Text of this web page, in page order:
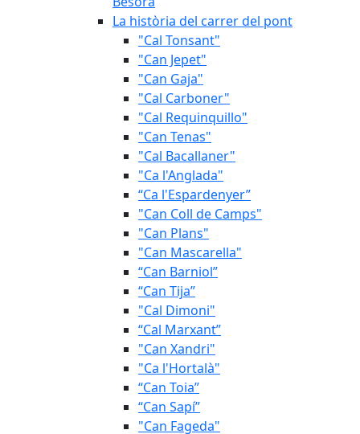
La història del carrer del pont
"Cal Tonsant"
"Can Jepet"
"Can Gaja"
"Cal Carboner"
"Cal Requinquillo"
"Can Tenas"
"Cal Bacallaner"
"Ca l'Anglada"
“Ca l'Espardenyer”
"Can Coll de Camps"
"Can Plans"
"Can Mascarella"
“Can Barniol”
“Can Tija”
"Cal Dimoni"
“Cal Marxant”
"Can Xandri"
"Ca l'Hortalà"
“Can Toia”
“Can Sapí”
"Can Fageda"